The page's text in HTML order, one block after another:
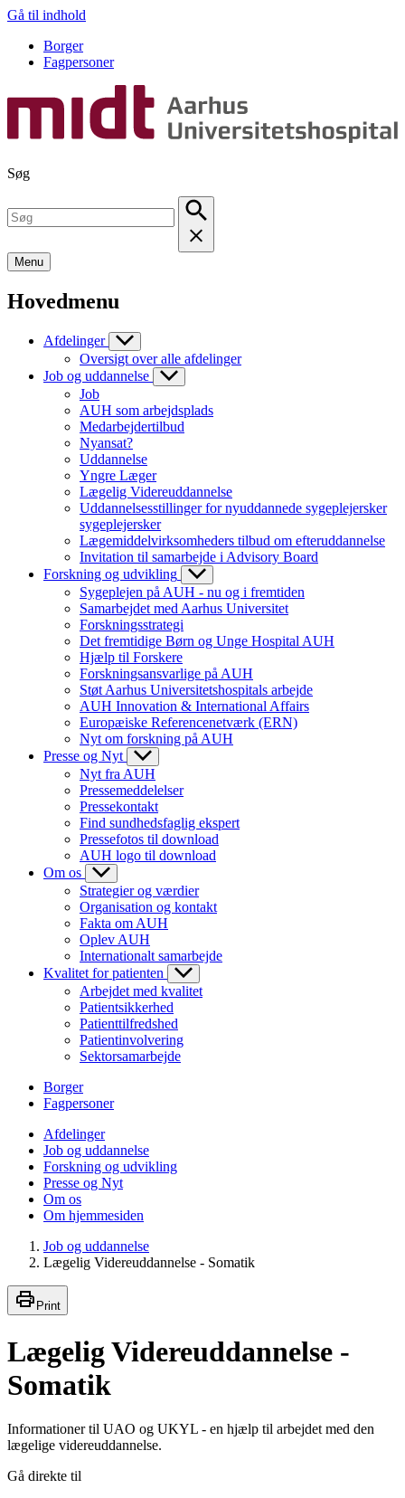
Gå til indhold
Borger
Fagpersoner
Søg
Menu
Hovedmenu
Afdelinger
Oversigt over alle afdelinger
Job og uddannelse
Job
AUH som arbejdsplads
Medarbejdertilbud
Nyansat?
Uddannelse
Yngre Læger
Lægelig Videreuddannelse
Uddannelsesstillinger for nyuddannede sygeplejersker
sygeplejersker
Lægemiddelvirksomheders tilbud om efteruddannelse
Invitation til samarbejde i Advisory Board
Forskning og udvikling
Sygeplejen på AUH - nu og i fremtiden
Samarbejdet med Aarhus Universitet
Forskningsstrategi
Det fremtidige Børn og Unge Hospital AUH
Hjælp til Forskere
Forskningsansvarlige på AUH
Støt Aarhus Universitetshospitals arbejde
AUH Innovation & International Affairs
Europæiske Referencenetværk (ERN)
Nyt om forskning på AUH
Presse og Nyt
Nyt fra AUH
Pressemeddelelser
Pressekontakt
Find sundhedsfaglig ekspert
Pressefotos til download
AUH logo til download
Om os
Strategier og værdier
Organisation og kontakt
Fakta om AUH
Oplev AUH
Internationalt samarbejde
Kvalitet for patienten
Arbejdet med kvalitet
Patientsikkerhed
Patienttilfredshed
Patientinvolvering
Sektorsamarbejde
Borger
Fagpersoner
Afdelinger
Job og uddannelse
Forskning og udvikling
Presse og Nyt
Om os
Om hjemmesiden
Job og uddannelse
Lægelig Videreuddannelse - Somatik
Print
Lægelig Videreuddannelse -
Somatik
Informationer til UAO og UKYL - en hjælp til arbejdet med den
lægelige videreuddannelse.
Gå direkte til